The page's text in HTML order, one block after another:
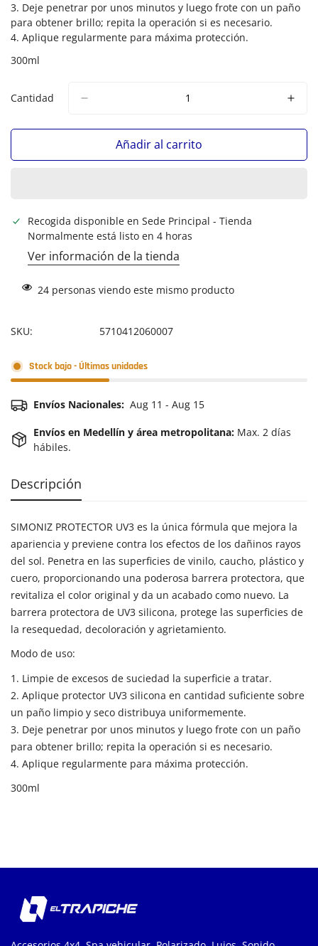
3. Deje penetrar por unos minutos y luego frote con un paño
para obtener brillo; repita la operación si es necesario.
4. Aplique regularmente para máxima protección.
300ml
Cantidad
Añadir al carrito
Recogida disponible en Sede Principal - Tienda
Normalmente está listo en 4 horas
Ver información de la tienda
24 personas viendo este mismo producto
SKU: 5710412060007
Stock bajo - Últimas unidades
Envíos Nacionales: Aug 11 - Aug 15
Envíos en Medellín y área metropolitana: Max. 2 días
hábiles.
Descripción
SIMONIZ PROTECTOR UV3 es la única fórmula que mejora la
apariencia y previene contra los efectos de los dañinos rayos
del sol. Penetra en las superficies de vinilo, caucho, plástico y
cuero, proporcionando una poderosa barrera protectora, que
revitaliza el color original y da un acabado como nuevo. La
barrera protectora de UV3 silicona, protege las superficies de
la resequedad, decoloración y agrietamiento.
Modo de uso:
1. Limpie de excesos de suciedad la superficie a tratar.
2. Aplique protector UV3 silicona en cantidad suficiente sobre
un paño limpio y seco distribuya uniformemente.
3. Deje penetrar por unos minutos y luego frote con un paño
para obtener brillo; repita la operación si es necesario.
4. Aplique regularmente para máxima protección.
300ml